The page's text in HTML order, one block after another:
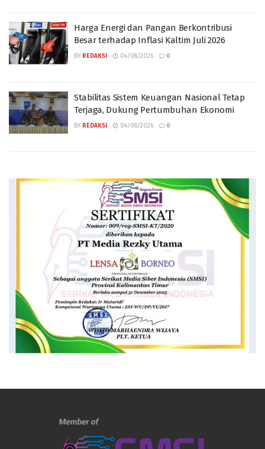
Harga Energi dan Pangan Berkontribusi
Besar terhadap Inflasi Kaltim Juli 2026
BY REDAKSI 04/08/2026 0
Stabilitas Sistem Keuangan Nasional Tetap
Terjaga, Dukung Pertumbuhan Ekonomi
BY REDAKSI 04/08/2026 0